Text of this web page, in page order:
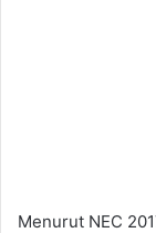
Menurut NEC